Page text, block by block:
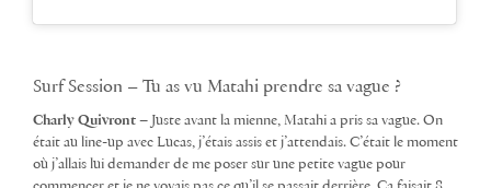
Surf Session – Tu as vu Matahi prendre sa vague ?
Charly Quivront – Juste avant la mienne, Matahi a pris sa vague. On
était au line-up avec Lucas, j’étais assis et j’attendais. C’était le moment
où j’allais lui demander de me poser sur une petite vague pour